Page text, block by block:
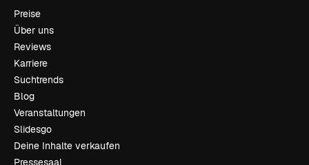
Preise
Über uns
Reviews
Karriere
Suchtrends
Blog
Veranstaltungen
Slidesgo
Deine Inhalte verkaufen
Pressesaal